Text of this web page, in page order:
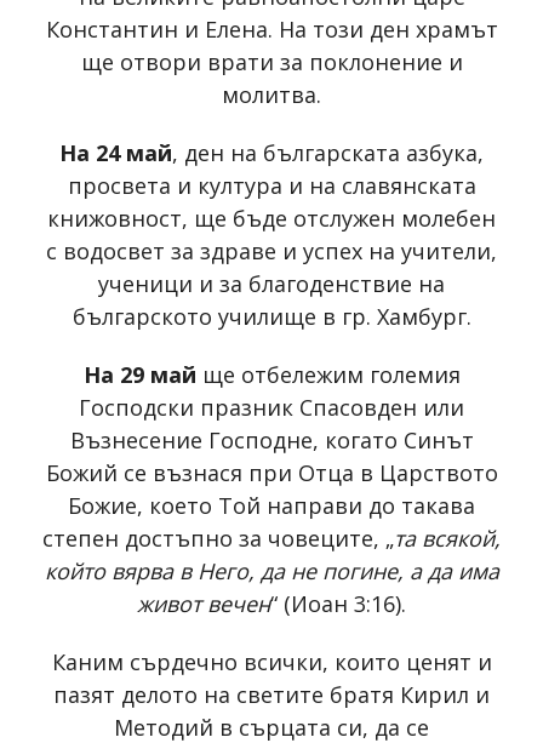
Константин и Елена. На този ден храмът
ще отвори врати за поклонение и
молитва.
На 24 май, ден на българската азбука,
просвета и култура и на славянската
книжовност, ще бъде отслужен молебен
с водосвет за здраве и успех на учители,
ученици и за благоденствие на
българското училище в гр. Хамбург.
На 29 май ще отбележим големия
Господски празник Спасовден или
Възнесение Господне, когато Синът
Божий се възнася при Отца в Царството
Божие, което Той направи до такава
степен достъпно за човеците, „та всякой,
който вярва в Него, да не погине, а да има
живот вечен“ (Иоан 3:16).
Каним сърдечно всички, които ценят и
пазят делото на светите братя Кирил и
Методий в сърцата си, да се